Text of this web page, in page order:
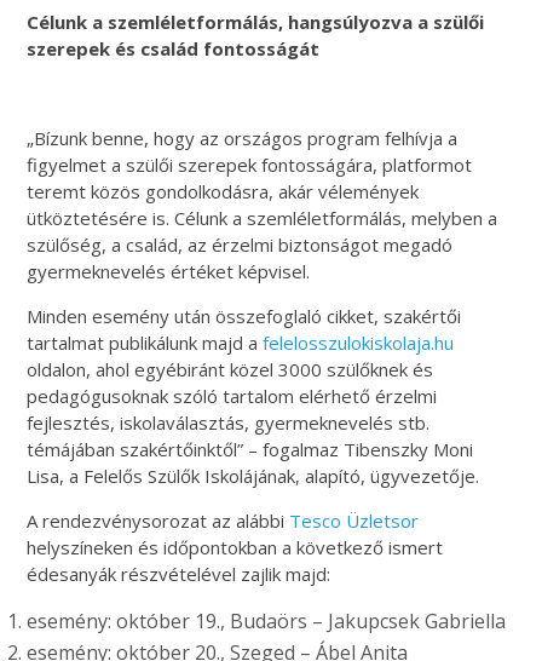
Célunk a szemléletformálás, hangsúlyozva a szülői
szerepek és család fontosságát
„Bízunk benne, hogy az országos program felhívja a
figyelmet a szülői szerepek fontosságára, platformot
teremt közös gondolkodásra, akár vélemények
ütköztetésére is. Célunk a szemléletformálás, melyben a
szülőség, a család, az érzelmi biztonságot megadó
gyermeknevelés értéket képvisel.
Minden esemény után összefoglaló cikket, szakértői
tartalmat publikálunk majd afelelosszulokiskolaja.hu
oldalon, ahol egyébiránt közel 3000 szülőknek és
pedagógusoknak szóló tartalom elérhető érzelmi
fejlesztés, iskolaválasztás, gyermeknevelés stb.
témájában szakértőinktől” – fogalmaz Tibenszky Moni
Lisa, a Felelős Szülők Iskolájának, alapító, ügyvezetője.
A rendezvénysorozat az alábbi Tesco Üzletsor
helyszíneken és időpontokban a következő ismert
édesanyák részvételével zajlik majd:
esemény: október 19., Budaörs – Jakupcsek Gabriella
esemény: október 20., Szeged – Ábel Anita